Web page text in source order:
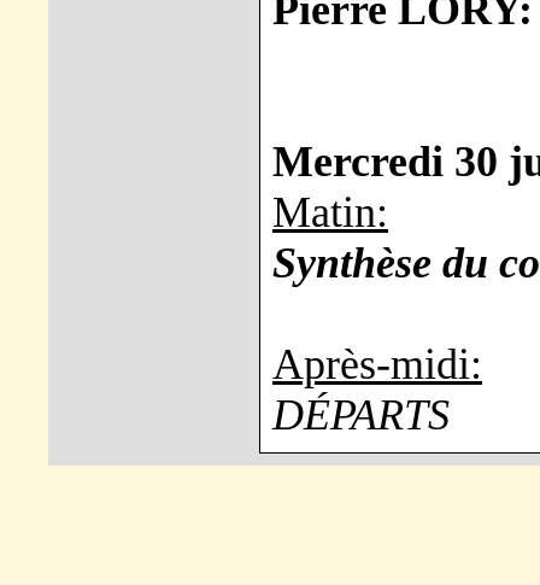
Pierre LORY:
Mercredi 30
Matin:
Synthèse du
Après-midi:
DÉPARTS